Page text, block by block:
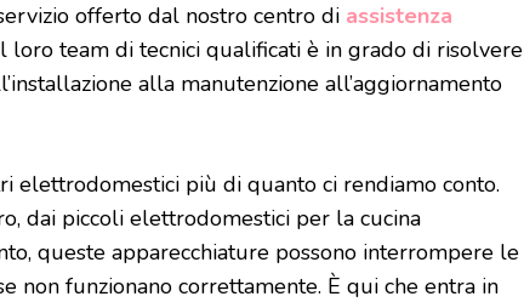
offerto dal nostro centro di assistenza
loro team di tecnici qualificati è in grado di risolvere
alla manutenzione all’aggiornamento
elettrodomestici più di quanto ci rendiamo conto.
dai piccoli elettrodomestici per la cucina
queste apparecchiature possono interrompere le
non funzionano correttamente. È qui che entra in